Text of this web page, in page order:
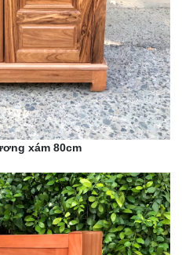
xám 80cm